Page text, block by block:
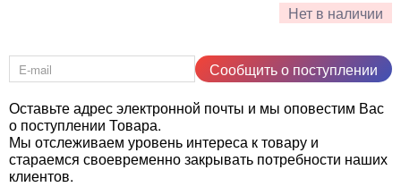
Нет в наличии
Сообщить о поступлении
Оставьте адрес электронной почты и мы оповестим Вас
о поступлении Товара.
Мы отслеживаем уровень интереса к товару и
стараемся своевременно закрывать потребности наших
клиентов.